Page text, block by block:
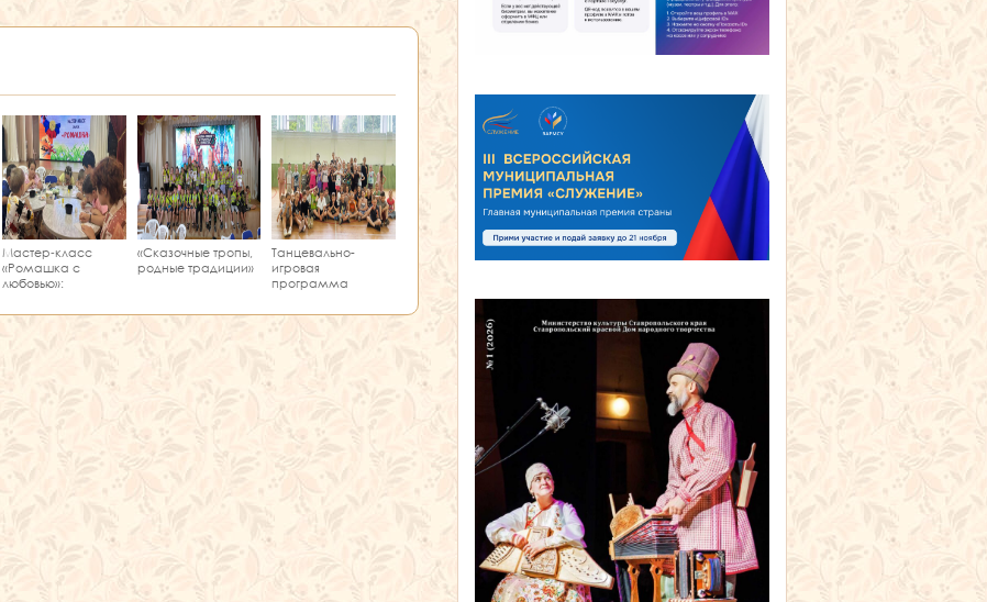
Мастер‑класс
«Ромашка с
любовью»:
краеведение в
«Сказочные тропы,
родные традиции»
Танцевально-
игровая
программа